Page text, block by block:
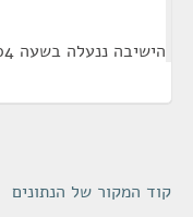
הישיבה ננעלה בשעה 11:04.
קוד המקור של הנתונים